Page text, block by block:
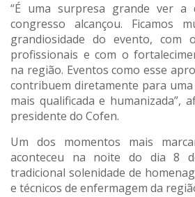
“É uma surpresa grande ver a
congresso alcançou. Ficamos
grandiosidade do evento, com
profissionais e com o
na região. Eventos como esse
contribuem diretamente para uma
mais qualificada e humanizada”,
presidente do Cofen.
Um dos momentos mais
aconteceu na noite do dia 8
tradicional solenidade de
e técnicos de enfermagem da